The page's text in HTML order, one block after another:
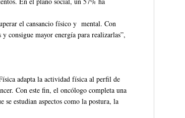
el cansancio físico y mental. Con
consigue mayor energía para realizarlas”,
adapta la actividad física al perfil de
Con este fin, el oncólogo completa una
estudian aspectos como la postura, la